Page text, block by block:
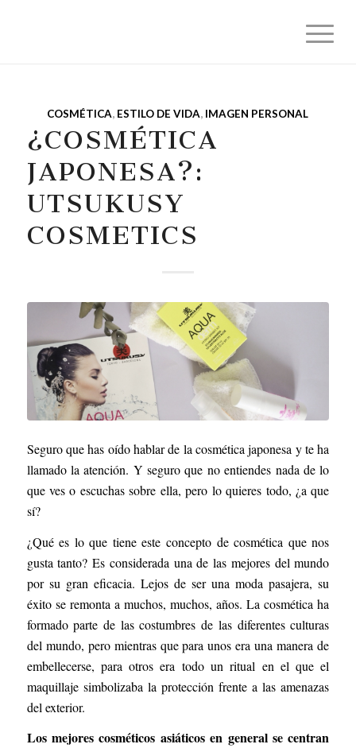
COSMÉTICA, ESTILO DE VIDA, IMAGEN PERSONAL
¿COSMÉTICA
JAPONESA?:
UTSUKUSY
COSMETICS
Seguro que has oído hablar de la cosmética japonesa y te ha
llamado la atención. Y seguro que no entiendes nada de lo
que ves o escuchas sobre ella, pero lo quieres todo, ¿a que
sí?
¿Qué es lo que tiene este concepto de cosmética que nos
gusta tanto? Es considerada una de las mejores del mundo
por su gran eficacia. Lejos de ser una moda pasajera, su
éxito se remonta a muchos, muchos, años. La cosmética ha
formado parte de las costumbres de las diferentes culturas
del mundo, pero mientras que para unos era una manera de
embellecerse, para otros era todo un ritual en el que el
maquillaje simbolizaba la protección frente a las amenazas
del exterior.
Los mejores cosméticos asiáticos en general se centran